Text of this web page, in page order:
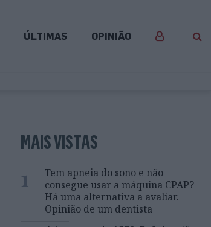
ÚLTIMAS OPINIÃO
MAIS VISTAS
1
Tem apneia do sono e não
consegue usar a máquina CPAP?
Há uma alternativa a avaliar.
Opinião de um dentista